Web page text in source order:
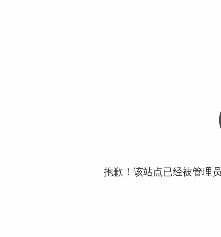
抱歉！该站点已经被管理